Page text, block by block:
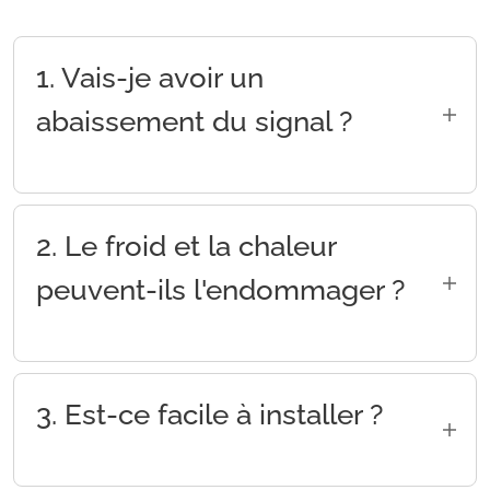
1. Vais-je avoir un
abaissement du signal ?
Étant un polymère clair, les tests effectués
n'ont montré aucune perte de qualité du signal
2. Le froid et la chaleur
peuvent-ils l'endommager ?
Les plaques de polycarbonate compactes
résistent à une plage de température de -100
°C à +120 °C.
3. Est-ce facile à installer ?